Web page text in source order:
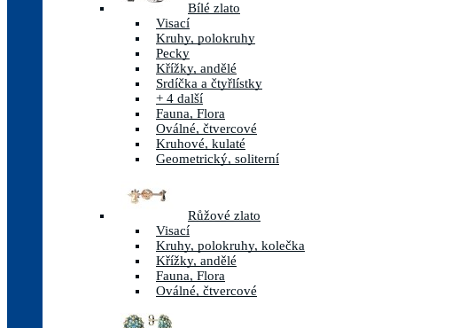
Bílé zlato
Visací
Kruhy, polokruhy
Pecky
Křížky, andělé
Srdíčka a čtyřlístky
+ 4 další
Fauna, Flora
Oválné, čtvercové
Kruhové, kulaté
Geometrický, soliterní
Růžové zlato
Visací
Kruhy, polokruhy, kolečka
Křížky, andělé
Fauna, Flora
Oválné, čtvercové